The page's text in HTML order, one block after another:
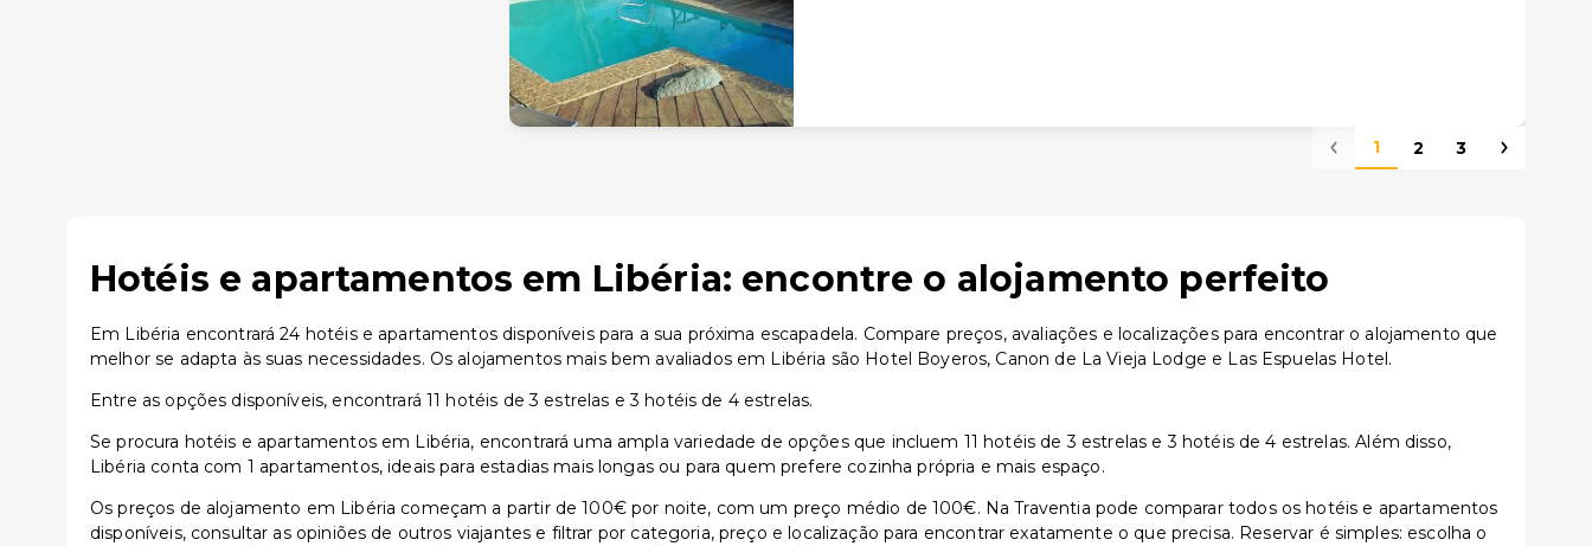
1 2 3
Hotéis e apartamentos em Libéria: encontre o alojamento perfeito
Em Libéria encontrará 24 hotéis e apartamentos disponíveis para a sua próxima escapadela. Compare preços, avaliações e localizações para encontrar o alojamento que
melhor se adapta às suas necessidades. Os alojamentos mais bem avaliados em Libéria são Hotel Boyeros, Canon de La Vieja Lodge e Las Espuelas Hotel.
Entre as opções disponíveis, encontrará 11 hotéis de 3 estrelas e 3 hotéis de 4 estrelas.
Se procura hotéis e apartamentos em Libéria, encontrará uma ampla variedade de opções que incluem 11 hotéis de 3 estrelas e 3 hotéis de 4 estrelas. Além disso,
Libéria conta com 1 apartamentos, ideais para estadias mais longas ou para quem prefere cozinha própria e mais espaço.
Os preços de alojamento em Libéria começam a partir de 100€ por noite, com um preço médio de 100€. Na Traventia pode comparar todos os hotéis e apartamentos
disponíveis, consultar as opiniões de outros viajantes e filtrar por categoria, preço e localização para encontrar exatamente o que precisa. Reservar é simples: escolha o